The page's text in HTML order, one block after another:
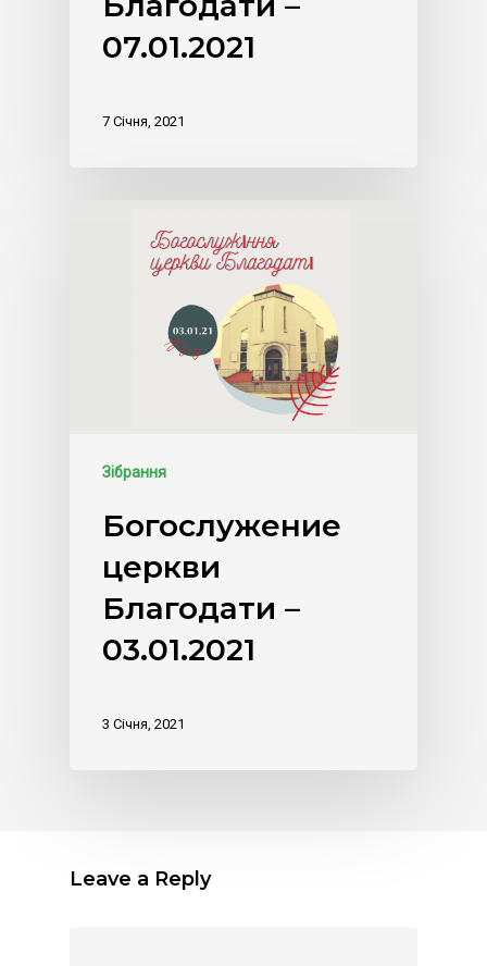
07.01.2021
7 Січня, 2021
Зібрання
Богослужение
церкви
Благодати –
03.01.2021
3 Січня, 2021
Leave a Reply